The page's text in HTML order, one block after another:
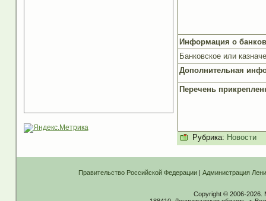
Информация о
Банковское или
Дополнительная
Перечень
Рубрика: Новости
Правительство Российской Федерации| Администрация
Copyright © 2006-2026.